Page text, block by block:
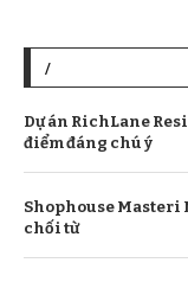
/
Dự án RichLane
điểm đáng chú ý
Shophouse Masteri
chối từ